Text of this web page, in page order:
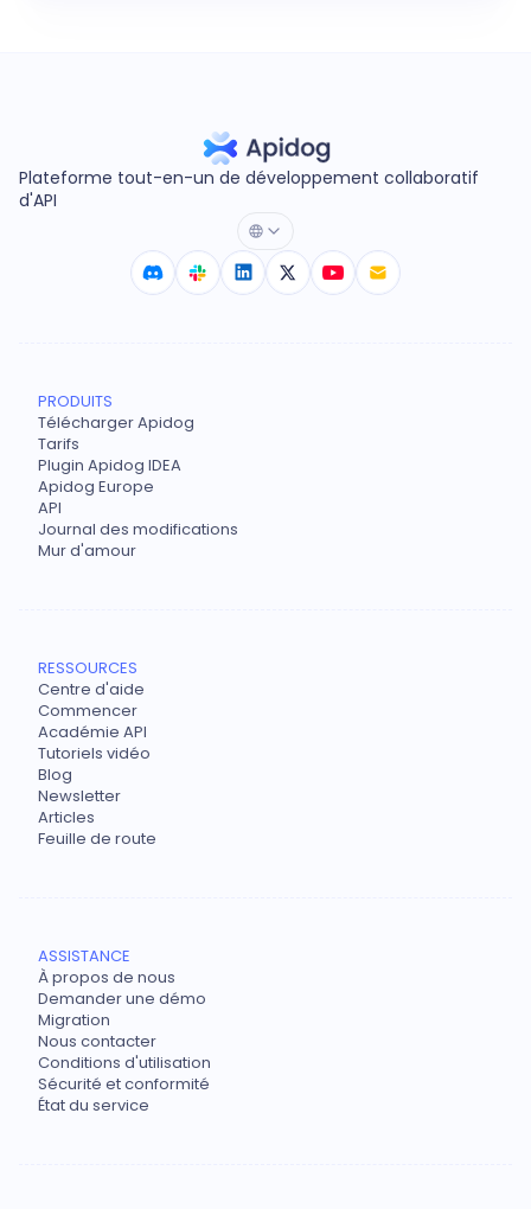
Plateforme tout-en-un de développement collaboratif
d'API
PRODUITS
Télécharger Apidog
Tarifs
Plugin Apidog IDEA
Apidog Europe
API
Journal des modifications
Mur d'amour
RESSOURCES
Centre d'aide
Commencer
Académie API
Tutoriels vidéo
Blog
Newsletter
Articles
Feuille de route
ASSISTANCE
À propos de nous
Demander une démo
Migration
Nous contacter
Conditions d'utilisation
Sécurité et conformité
État du service